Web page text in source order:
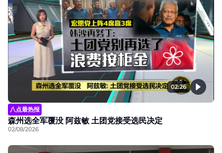
02:26
八点最热报
森州选全军覆没 阿兹敏 土团党接受选民决定
02/08/2026